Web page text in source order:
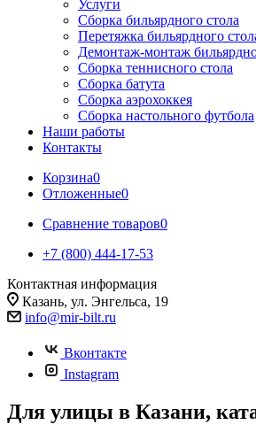
Услуги
Сборка бильярдного стола
Перетяжка бильярдного
Демонтаж-монтаж
Сборка теннисного стола
Сборка батута
Сборка аэрохоккея
Сборка настольного футбола
Наши работы
Контакты
Корзина0
Отложенные0
Сравнение товаров0
+7 (800) 444-17-53
Контактная информация
Казань, ул. Энгельса, 19
info@mir-bilt.ru
Вконтакте
Instagram
Для улицы в Казани,